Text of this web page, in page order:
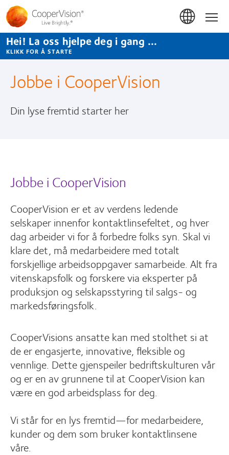
Hopp
hovedinnhold
Hei! La oss hjelpe deg i gang ...
KLIKK FOR Å STARTE
Jobbe i CooperVision
Din lyse fremtid starter her
Jobbe i CooperVision
CooperVision er et av verdens ledende
selskaper innenfor kontaktlinsefeltet, og hver
dag arbeider vi for å forbedre folks syn. Skal vi
klare det, må medarbeidere med totalt
forskjellige arbeidsoppgaver samarbeide. Alt fra
vitenskapsfolk og forskere via eksperter på
produksjon og selskapsstyring til salgs- og
markedsføringsfolk.
CooperVisions ansatte kan med stolthet si at
de er engasjerte, innovative, fleksible og
vennlige. Dette gjenspeiler bedriftskulturen vår
og er en av grunnene til at CooperVision kan
være en god arbeidsplass for deg.
Vi står for en lys fremtid—for medarbeidere,
kunder og dem som bruker kontaktlinsene
våre.